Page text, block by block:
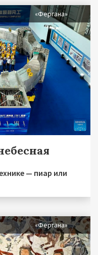
«Фергана»
— пиар или
«Фергана»